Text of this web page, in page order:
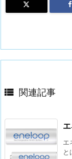
 関連記事
エ
と